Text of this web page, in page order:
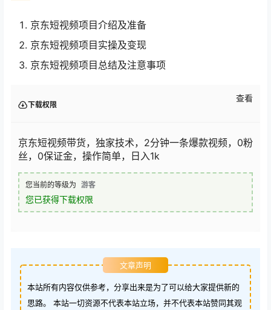
京东短视频项目介绍及准备
京东短视频项目实操及变现
京东短视频项目总结及注意事项
下载权限
查看
京东短视频带货，独家技术，2分钟一条爆款视频，0粉
丝，0保证金，操作简单，日入1k
您当前的等级为 游客
您已获得下载权限
文章声明
本站所有内容仅供参考，分享出来是为了可以给大家提供新的
思路。 本站一切资源不代表本站立场，并不代表本站赞同其观